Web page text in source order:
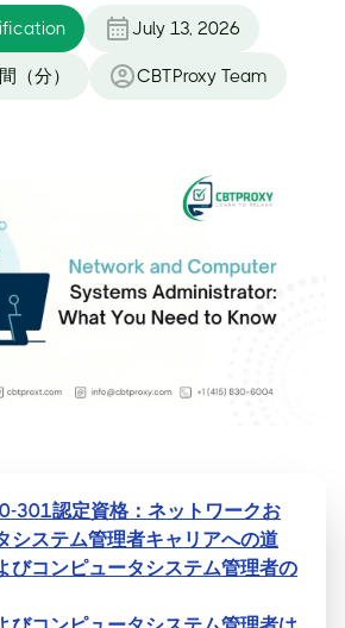
July 13, 2026
（分） CBTProxy Team
301認定資格：ネットワークお
システム管理者キャリアへの道
びコンピュータシステム管理者の